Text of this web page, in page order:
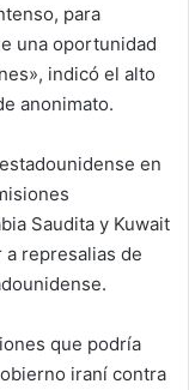
para
una oportunidad
indicó el alto
anonimato.
en
Saudita y Kuwait
represalias de
que podría
iraní contra